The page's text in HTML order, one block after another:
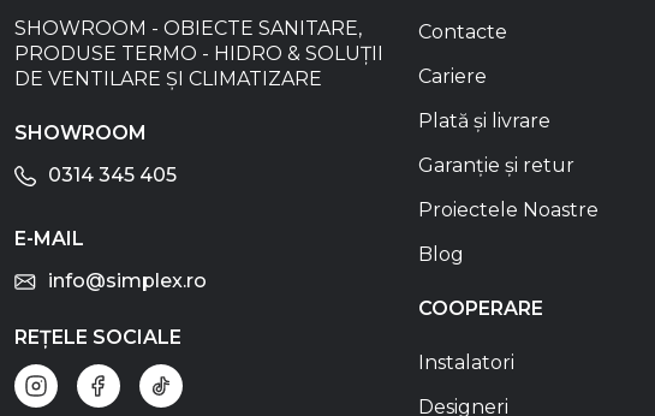
SHOWROOM - OBIECTE SANITARE,
PRODUSE TERMO - HIDRO & SOLUȚII
DE VENTILARE ȘI CLIMATIZARE
SHOWROOM
0314 345 405
E-MAIL
info@simplex.ro
REȚELE SOCIALE
Contacte
Cariere
Plată și livrare
Garanție și retur
Proiectele Noastre
Blog
COOPERARE
Instalatori
Designeri